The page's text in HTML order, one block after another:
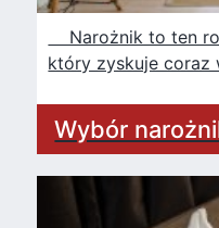
Narożnik to ten
który zyskuje coraz
Wybór